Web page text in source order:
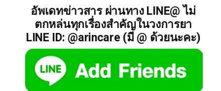
อัพเดทข่าวสาร ผ่านทาง LINE@ ไม่
ตกหล่นทุกเรื่องสำคัญในวงการยา
LINE ID: @arincare (มี @ ด้วยนะคะ)